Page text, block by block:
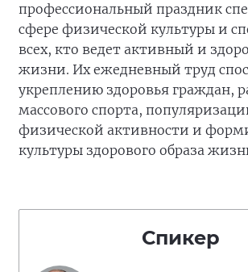
профессиональный праздник
сфере физической культуры и
всех, кто ведет активный и
жизни. Их ежедневный труд
укреплению здоровья граждан,
массового спорта,
физической активности и
культуры здорового образа
Спикер